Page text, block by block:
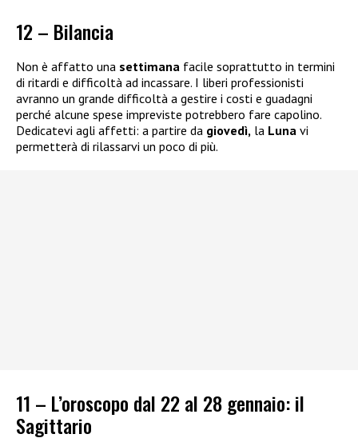
12 – Bilancia
Non è affatto una settimana facile soprattutto in termini
di ritardi e difficoltà ad incassare. I liberi professionisti
avranno un grande difficoltà a gestire i costi e guadagni
perché alcune spese impreviste potrebbero fare capolino.
Dedicatevi agli affetti: a partire da giovedì, la Luna vi
permetterà di rilassarvi un poco di più.
11 – L’oroscopo dal 22 al 28 gennaio: il
Sagittario